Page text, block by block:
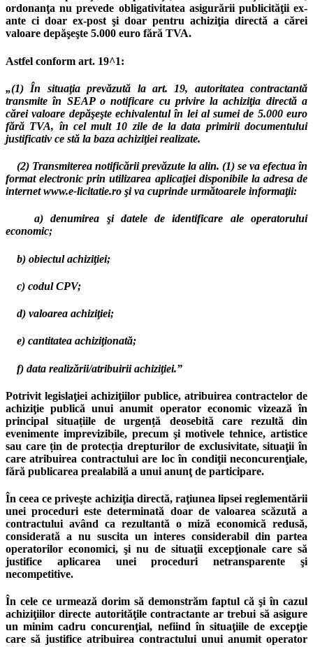
ordonanţa nu prevede obligativitatea asigurării publicităţii ex-
ante ci doar ex-post şi doar pentru achiziţia directă a cărei
valoare depăşeşte 5.000 euro fără TVA.
Astfel conform art. 19^1:
„(1) În situaţia prevăzută la art. 19, autoritatea contractantă
transmite în SEAP o notificare cu privire la achiziţia directă a
cărei valoare depăşeşte echivalentul în lei al sumei de 5.000 euro
fără TVA, în cel mult 10 zile de la data primirii documentului
justificativ ce stă la baza achiziţiei realizate.
(2) Transmiterea notificării prevăzute la alin. (1) se va efectua în
format electronic prin utilizarea aplicaţiei disponibile la adresa de
internet www.e-licitatie.ro şi va cuprinde următoarele informaţii:
a) denumirea şi datele de identificare ale operatorului
economic;
b) obiectul achiziţiei;
c) codul CPV;
d) valoarea achiziţiei;
e) cantitatea achiziţionată;
f) data realizării/atribuirii achiziţiei.”
Potrivit legislaţiei achiziţiilor publice, atribuirea contractelor de
achiziţie publică unui anumit operator economic vizează în
principal situațiile de urgență deosebită care rezultă din
evenimente imprevizibile, precum şi motivele tehnice, artistice
sau care țin de protecția drepturilor de exclusivitate, situaţii în
care atribuirea contractului are loc în condiţii neconcurenţiale,
fără publicarea prealabilă a unui anunţ de participare.
În ceea ce priveşte achiziţia directă, raţiunea lipsei reglementării
unei proceduri este determinată doar de valoarea scăzută a
contractului având ca rezultantă o miză economică redusă,
considerată a nu suscita un interes considerabil din partea
operatorilor economici, şi nu de situaţii excepţionale care să
justifice aplicarea unei proceduri netransparente şi
necompetitive.
În cele ce urmează dorim să demonstrăm faptul că şi în cazul
achiziţiilor directe autorităţile contractante ar trebui să asigure
un minim cadru concurenţial, nefiind în situaţiile de excepţie
care să justifice atribuirea contractului unui anumit operator